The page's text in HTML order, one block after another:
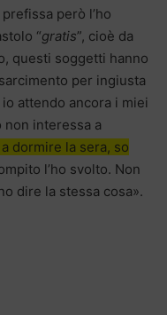
però l’ho
“gratis”, cioè da
questi soggetti hanno
per ingiusta
attendo ancora i miei
interessa a
dormire la sera, so
l’ho svolto. Non
dire la stessa cosa».